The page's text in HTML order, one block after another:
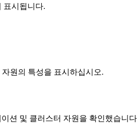
표시됩니다.
원의 특성을 표시하십시오.
및 클러스터 자원을 확인했습니